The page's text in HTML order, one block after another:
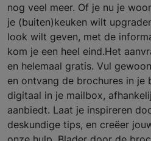
nog veel meer. Of je nu je
je (buiten)keuken wilt
look wilt geven, met de
kom je een heel eind.Het
en helemaal gratis. Vul
en ontvang de brochures in je
digitaal in je mailbox,
aanbiedt. Laat je inspireren
deskundige tips, en creëer